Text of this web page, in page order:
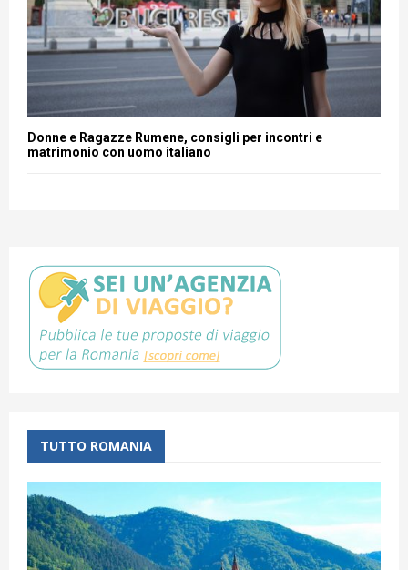
Donne e Ragazze Rumene, consigli per incontri e
matrimonio con uomo italiano
TUTTO ROMANIA